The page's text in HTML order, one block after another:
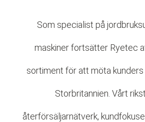
Som specialist på
maskiner fortsätter Ryetec
sortiment för att möta
Storbritannien. Vårt
återförsäljarnätverk,